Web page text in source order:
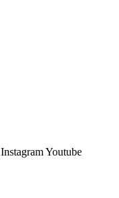
InstagramYoutube